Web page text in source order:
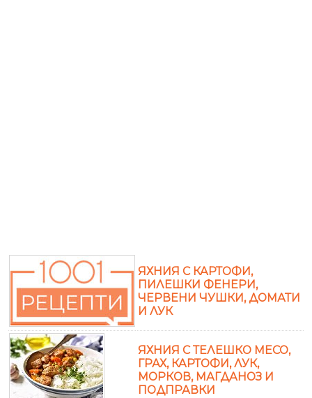
ЯХНИЯ С КАРТОФИ,
ПИЛЕШКИ ФЕНЕРИ,
ЧЕРВЕНИ ЧУШКИ, ДОМАТИ
И ЛУК
ЯХНИЯ С ТЕЛЕШКО МЕСО,
ГРАХ, КАРТОФИ, ЛУК,
МОРКОВ, МАГДАНОЗ И
ПОДПРАВКИ